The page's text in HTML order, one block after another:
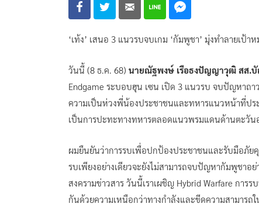
‘เท้ง’ เสนอ 3 แนวรบจบเกม ‘กัมพูชา’ มุ่งทำลายเป้
วันนี้ (8 ธ.ค. 68) นายณัฐพงษ์ เรือธงปัญญาวุฒิ สส.
Endgame ระบอบฮุน เซน เปิด 3 แนวรบ จบปัญหาถ
ความเป็นห่วงพี่น้องประชาชนและทหารแนวหน้าที่ป
เป็นการปะทะทางทหารตลอดแนวพรมแดนด้านตะวัน
ผมยืนยันว่าการรบเพื่อปกป้องประชาชนและรับมือภัย
รบเพียงอย่างเดียวจะยังไม่สามารถจบปัญหากัมพูชาอ
สงครามข่าวสาร วันนี้เราเผชิญ Hybrid Warfare กา
กันด้วยความเหนือกว่าทางกำลังและขีดความสามารถใ